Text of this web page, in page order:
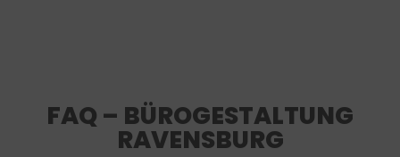
FAQ – BÜROGESTALTUNG
RAVENSBURG